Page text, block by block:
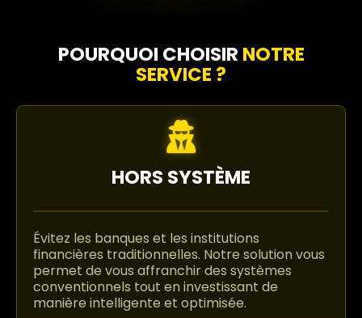
POURQUOI CHOISIR NOTRE
SERVICE ?
HORS SYSTÈME
Évitez les banques et les institutions
financières traditionnelles. Notre solution vous
permet de vous affranchir des systèmes
conventionnels tout en investissant de
manière intelligente et optimisée.